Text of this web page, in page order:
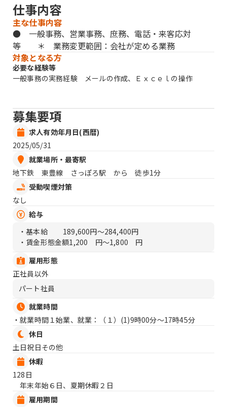
仕事内容
主な仕事内容
● 一般事務、営業事務、庶務、電話・来客応対
等 ＊ 業務変更範囲：会社が定める業務
対象となる方
必要な経験等
一般事務の実務経験 メールの作成、Ｅｘｃｅｌの操作
募集要項
求人有効年月日(西暦)
2025/05/31
就業場所・最寄駅
地下鉄 東豊線 さっぽろ駅 から 徒歩1分
受動喫煙対策
なし
給与
・基本給
189,600円〜284,400円
・賃金形態金額1,200 円〜1,800 円
雇用形態
正社員以外
パート社員
就業時間
・就業時間１始業、就業：（１） (1)9時00分〜17時45分
休日
土日祝日その他
休暇
128日
年末年始６日、夏期休暇２日
雇用期間